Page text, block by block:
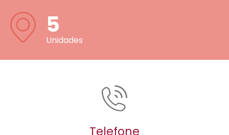
5
Unidades
Telefone